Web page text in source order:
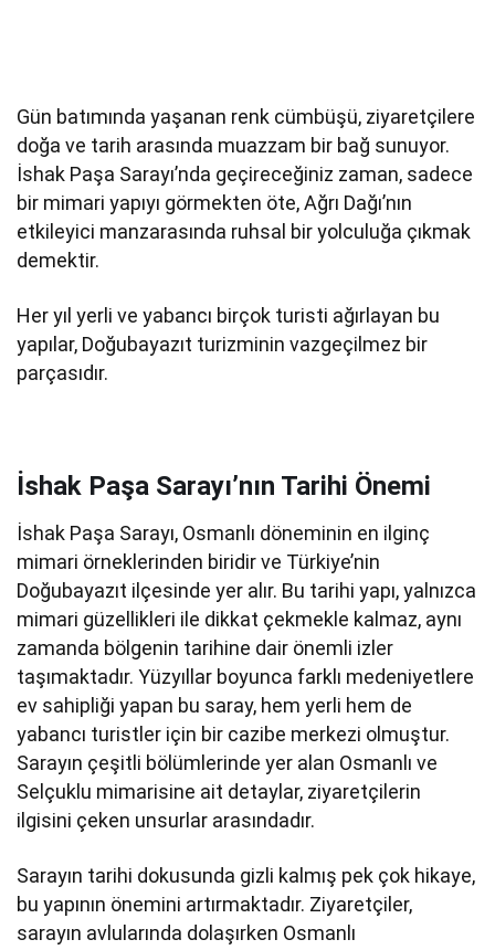
Gün batımında yaşanan renk cümbüşü, ziyaretçilere
doğa ve tarih arasında muazzam bir bağ sunuyor.
İshak Paşa Sarayı’nda geçireceğiniz zaman, sadece
bir mimari yapıyı görmekten öte, Ağrı Dağı’nın
etkileyici manzarasında ruhsal bir yolculuğa çıkmak
demektir.
Her yıl yerli ve yabancı birçok turisti ağırlayan bu
yapılar, Doğubayazıt turizminin vazgeçilmez bir
parçasıdır.
İshak Paşa Sarayı’nın Tarihi Önemi
İshak Paşa Sarayı, Osmanlı döneminin en ilginç
mimari örneklerinden biridir ve Türkiye’nin
Doğubayazıt ilçesinde yer alır. Bu tarihi yapı, yalnızca
mimari güzellikleri ile dikkat çekmekle kalmaz, aynı
zamanda bölgenin tarihine dair önemli izler
taşımaktadır. Yüzyıllar boyunca farklı medeniyetlere
ev sahipliği yapan bu saray, hem yerli hem de
yabancı turistler için bir cazibe merkezi olmuştur.
Sarayın çeşitli bölümlerinde yer alan Osmanlı ve
Selçuklu mimarisine ait detaylar, ziyaretçilerin
ilgisini çeken unsurlar arasındadır.
Sarayın tarihi dokusunda gizli kalmış pek çok hikaye,
bu yapının önemini artırmaktadır. Ziyaretçiler,
sarayın avlularında dolaşırken Osmanlı